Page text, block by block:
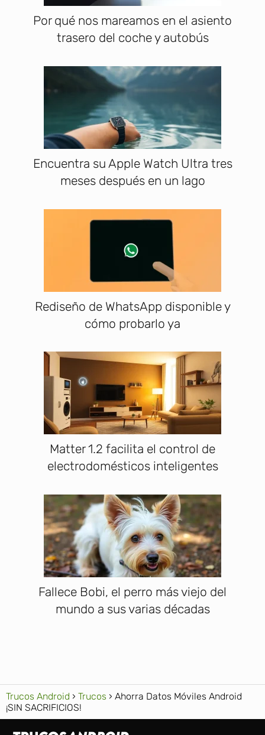
Por qué nos mareamos en el asiento
trasero del coche y autobús
Encuentra su Apple Watch Ultra tres
meses después en un lago
Rediseño de WhatsApp disponible y
cómo probarlo ya
Matter 1.2 facilita el control de
electrodomésticos inteligentes
Fallece Bobi, el perro más viejo del
mundo a sus varias décadas
Trucos Android Trucos
Ahorra Datos Móviles Android
¡SIN SACRIFICIOS!